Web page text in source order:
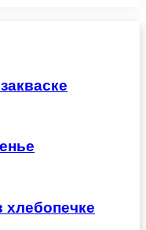
хлебопечке